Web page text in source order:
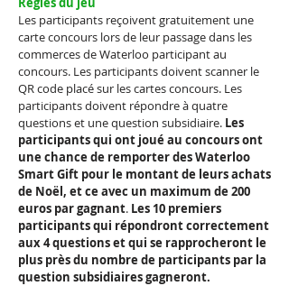
Les participants reçoivent gratuitement une
carte concours lors de leur passage dans les
commerces de Waterloo participant au
concours. Les participants doivent scanner le
QR code placé sur les cartes concours. Les
participants doivent répondre à quatre
questions et une question subsidiaire. Les
participants qui ont joué au concours ont
une chance de remporter des Waterloo
Smart Gift pour le montant de leurs achats
de Noël, et ce avec un maximum de 200
euros par gagnant. Les 10 premiers
participants qui répondront correctement
aux 4 questions et qui se rapprocheront le
plus près du nombre de participants par la
question subsidiaires gagneront.